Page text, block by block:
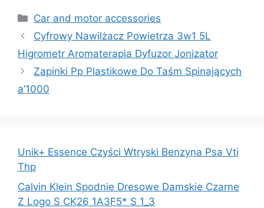
Kategorie
Car and motor accessories
Cyfrowy Nawilżacz Powietrza 3w1 5L
Higrometr Aromaterapia Dyfuzor Jonizator
Zapinki Pp Plastikowe Do Taśm Spinających
a’1000
Unik+ Essence Czyści Wtryski Benzyna Psa Vti
Thp
Calvin Klein Spodnie Dresowe Damskie Czarne
Z Logo S CK26 1A3F5* S 1_3